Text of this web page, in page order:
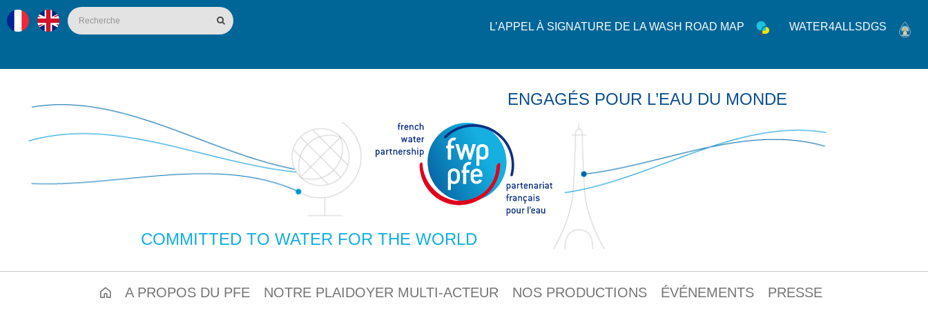
L’APPEL À SIGNATURE DE LA WASH ROAD MAP WATER4ALLSDGS
COMMITTED TO WATER FOR THE WORLD
ENGAGÉS POUR L’EAU DU MONDE
A PROPOS DU PFE NOTRE PLAIDOYER MULTI-ACTEUR NOS PRODUCTIONS ÉVÉNEMENTS PRESSE